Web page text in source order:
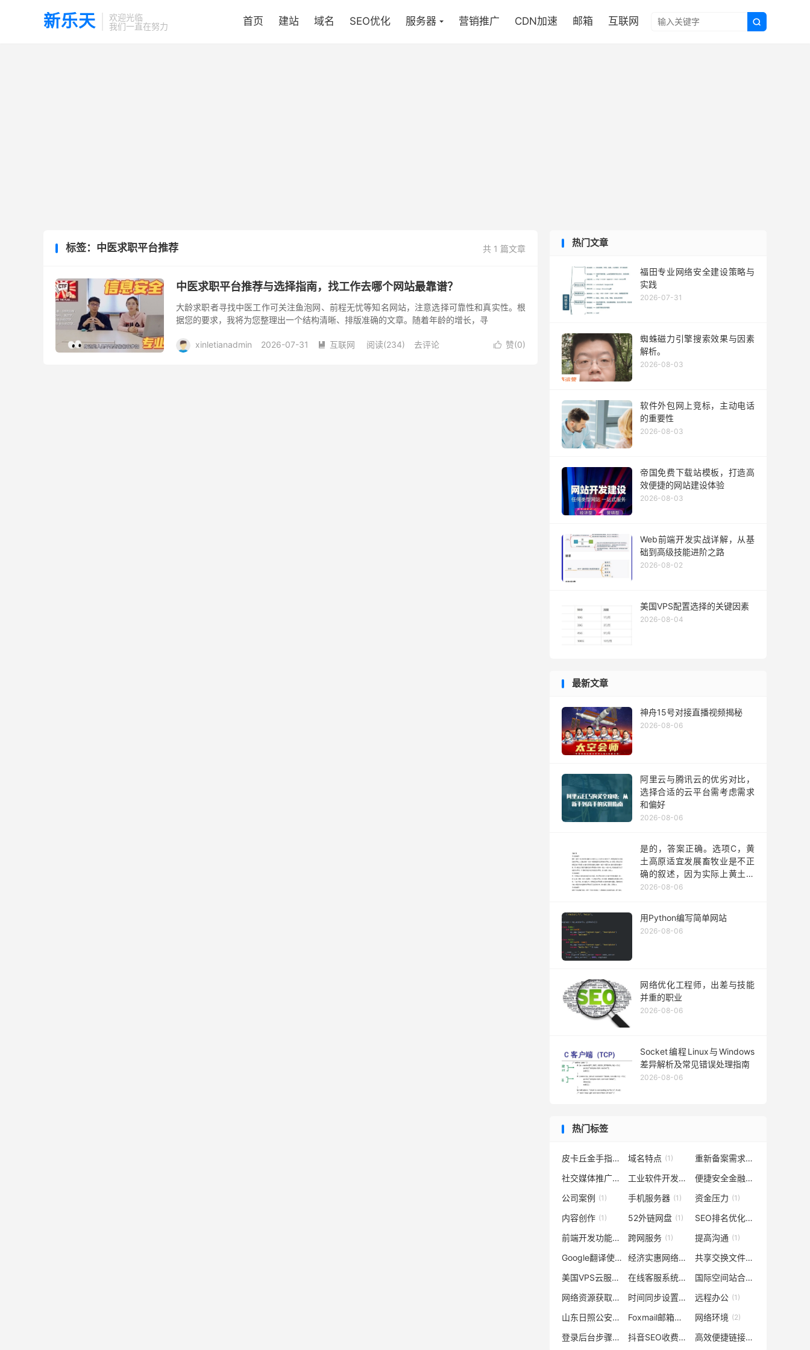
新乐天
欢迎光临
我们一直在努力

首页 建站 域名 SEO优化 服务器 营销推广 CDN加速 邮箱 互联网
共 1 篇文章
标签：中医求职平台推荐
中医求职平台推荐与选择指南，找工作去哪个网站最靠谱？
大龄求职者寻找中医工作可关注鱼泡网、前程无忧等知名网站，注意选择可靠性和真实性。根
据您的要求，我将为您整理出一个结构清晰、排版准确的文章。随着年龄的增长，寻
 赞(0)
xinletianadmin 2026-07-31  互联网 阅读(234) 去评论
热门文章
福田专业网络安全建设策略与
实践
2026-07-31
蜘蛛磁力引擎搜索效果与因素
解析。
2026-08-03
软件外包网上竞标，主动电话
的重要性
2026-08-03
帝国免费下载站模板，打造高
效便捷的网站建设体验
2026-08-03
Web前端开发实战详解，从基
础到高级技能进阶之路
2026-08-02
美国VPS配置选择的关键因素
2026-08-04
最新文章
神舟15号对接直播视频揭秘
2026-08-06
阿里云与腾讯云的优劣对比，
选择合适的云平台需考虑需求
和偏好
2026-08-06
是的，答案正确。选项C，黄
土高原适宜发展畜牧业是不正
确的叙述，因为实际上黄土高
原更适合种植业的发展而非畜
都是对北方地区农业发展情况
的准确描述或符合实际情况的
表述。因此可以确定答案为不
2026-08-06
用Python编写简单网站
2026-08-06
网络优化工程师，出差与技能
并重的职业
2026-08-06
Socket编程Linux与Windows
差异解析及常见错误处理指南
2026-08-06
热门标签
皮卡丘金手指代码 (1)
域名特点 (1) 重新备案需求
(1)
社交媒体推广
(1) 工业软件开发技术 (1) 便捷安全金融服务
公司案例 (1) 手机服务器 (1) 资金压力 (1)
内容创作 (1) 52外链网盘 (1) SEO排名优化软件
前端开发功能扩展 (1)
跨网服务 (1) 提高沟通 (1)
Google翻译使用 (1) 经济实惠网络选择 (1)
共享交换文件提升用户体验体验感受
美国VPS云服务器
(1) 在线客服系统
(1) 国际空间站合作与影响
网络资源获取与利用技巧 (1) 时间同步设置
(1) 远程办公 (1)
山东日照公安局招聘信息 (1) Foxmail邮箱登录指南 (1)
网络环境 (2)
登录后台步骤
(1) 抖音SEO收费
(1) 高效便捷链接管理